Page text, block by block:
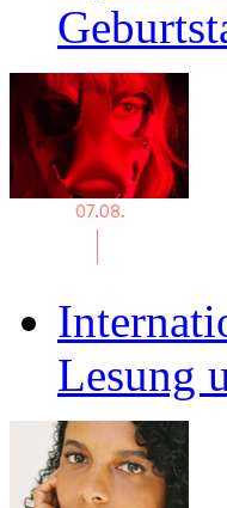
Lesung